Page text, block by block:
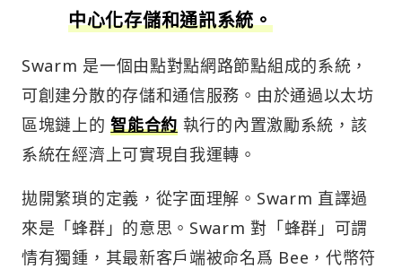
中心化存儲和通訊系統。
Swarm 是一個由點對點網路節點組成的系統，
可創建分散的存儲和通信服務。由於通過以太坊
區塊鏈上的智能合約 執行的內置激勵系統，該
系統在經濟上可實現自我運轉。
拋開繁瑣的定義，從字面理解。Swarm 直譯過
來是「蜂群」的意思。Swarm 對「蜂群」可謂
情有獨鍾，其最新客戶端被命名爲 Bee，代幣符